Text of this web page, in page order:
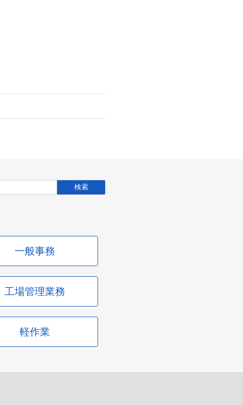
一般事務
工場管理業務
軽作業